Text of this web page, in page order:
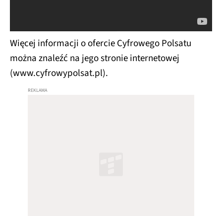
Więcej informacji o ofercie Cyfrowego Polsatu
można znaleźć na jego stronie internetowej
(www.cyfrowypolsat.pl).